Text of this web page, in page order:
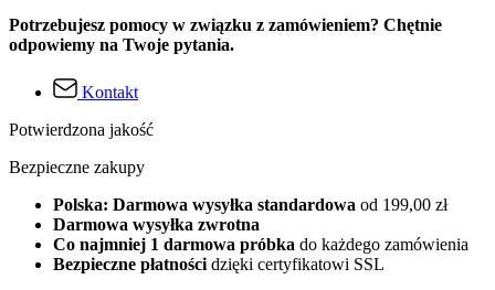
Potrzebujesz pomocy w związku z zamówieniem? Chętnie
odpowiemy na Twoje pytania.
Kontakt
Potwierdzona jakość
Bezpieczne zakupy
Polska: Darmowa wysyłka standardowa od 199,00 zł
Darmowa wysyłka zwrotna
Co najmniej 1 darmowa próbka do każdego zamówienia
Bezpieczne płatności dzięki certyfikatowi SSL